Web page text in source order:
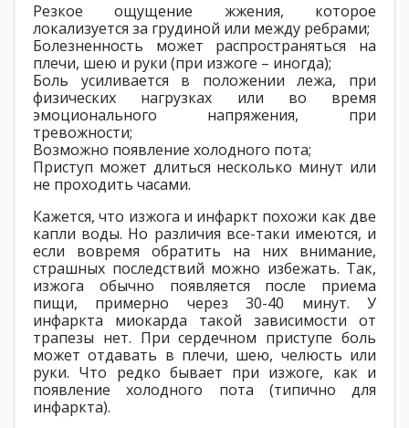
Резкое ощущение жжения, которое
локализуется за грудиной или между ребрами;
Болезненность может распространяться на
плечи, шею и руки (при изжоге – иногда);
Боль усиливается в положении лежа, при
физических нагрузках или во время
эмоционального напряжения, при
тревожности;
Возможно появление холодного пота;
Приступ может длиться несколько минут или
не проходить часами.
Кажется, что изжога и инфаркт похожи как две
капли воды. Но различия все-таки имеются, и
если вовремя обратить на них внимание,
страшных последствий можно избежать. Так,
изжога обычно появляется после приема
пищи, примерно через 30-40 минут. У
инфаркта миокарда такой зависимости от
трапезы нет. При сердечном приступе боль
может отдавать в плечи, шею, челюсть или
руки. Что редко бывает при изжоге, как и
появление холодного пота (типично для
инфаркта).